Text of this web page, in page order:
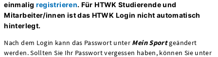
einmalig registrieren. Für HTWK Studierende und
Mitarbeiter/innen ist das HTWK Login nicht automatisch
hinterlegt.
Nach dem Login kann das Passwort unter Mein Sport geändert
werden. Sollten Sie Ihr Passwort vergessen haben, können Sie unter